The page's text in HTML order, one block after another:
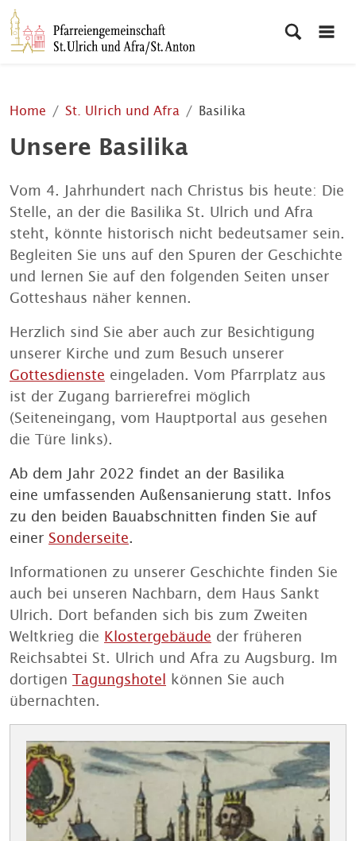
Home St. Ulrich und Afra Basilika
Unsere Basilika
Vom 4. Jahrhundert nach Christus bis heute: Die
Stelle, an der die Basilika St. Ulrich und Afra
steht, könnte historisch nicht bedeutsamer sein.
Begleiten Sie uns auf den Spuren der Geschichte
und lernen Sie auf den folgenden Seiten unser
Gotteshaus näher kennen.
Herzlich sind Sie aber auch zur Besichtigung
unserer Kirche und zum Besuch unserer
Gottesdienste eingeladen. Vom Pfarrplatz aus
ist der Zugang barrierefrei möglich
(Seiteneingang, vom Hauptportal aus gesehen
die Türe links).
Ab dem Jahr 2022 findet an der Basilika
eine umfassenden Außensanierung statt. Infos
zu den beiden Bauabschnitten finden Sie auf
einer Sonderseite.
Informationen zu unserer Geschichte finden Sie
auch bei unseren Nachbarn, dem Haus Sankt
Ulrich. Dort befanden sich bis zum Zweiten
Weltkrieg die Klostergebäude der früheren
Reichsabtei St. Ulrich und Afra zu Augsburg. Im
dortigen Tagungshotel können Sie auch
übernachten.